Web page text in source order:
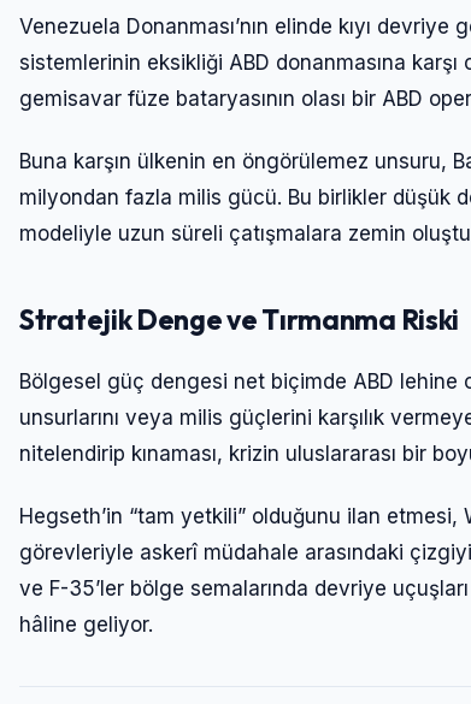
Venezuela Donanması’nın elinde kıyı
sistemlerinin eksikliği ABD donanmasına karşı
gemisavar füze bataryasının olası bir ABD
Buna karşın ülkenin en öngörülemez unsuru,
milyondan fazla milis gücü. Bu birlikler düşük
modeliyle uzun süreli çatışmalara zemin
Stratejik Denge ve Tırmanma Riski
Bölgesel güç dengesi net biçimde ABD lehine
unsurlarını veya milis güçlerini karşılık
nitelendirip kınaması, krizin uluslararası bir
Hegseth’in “tam yetkili” olduğunu ilan
görevleriyle askerî müdahale arasındaki çizgiyi
ve F-35’ler bölge semalarında devriye
hâline geliyor.